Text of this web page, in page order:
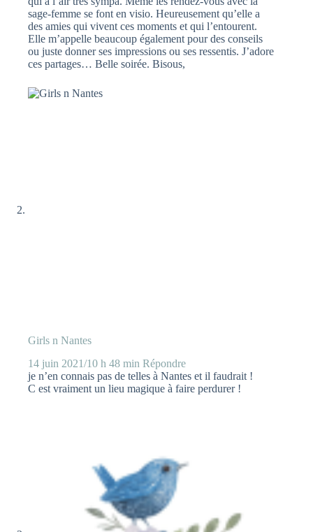
sage-femme se font en visio. Heureusement qu’elle a
des amies qui vivent ces moments et qui l’entourent.
Elle m’appelle beaucoup également pour des conseils
ou juste donner ses impressions ou ses ressentis. J’adore
ces partages… Belle soirée. Bisous,
Girls n Nantes
14 juin 2021/10 h 48 min Répondre
je n’en connais pas de telles à Nantes et il faudrait !
C est vraiment un lieu magique à faire perdurer !